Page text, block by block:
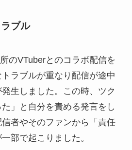
ブル
のVTuberとのコラボ配信を
ラブルが重なり配信が途中
生しました。この時、ツク
」と自分を責める発言をし
者やそのファンから「責任
部で起こりました。